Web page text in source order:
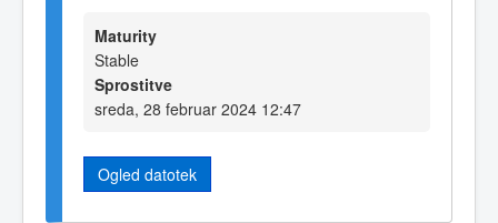
Maturity
Stable
Sprostitve
sreda, 28 februar 2024 12:47
Ogled datotek